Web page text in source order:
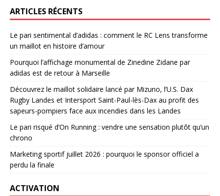
ARTICLES RÉCENTS
Le pari sentimental d’adidas : comment le RC Lens transforme
un maillot en histoire d’amour
Pourquoi l’affichage monumental de Zinedine Zidane par
adidas est de retour à Marseille
Découvrez le maillot solidaire lancé par Mizuno, l’U.S. Dax
Rugby Landes et Intersport Saint-Paul-lès-Dax au profit des
sapeurs-pompiers face aux incendies dans les Landes
Le pari risqué d’On Running : vendre une sensation plutôt qu’un
chrono
Marketing sportif juillet 2026 : pourquoi le sponsor officiel a
perdu la finale
ACTIVATION